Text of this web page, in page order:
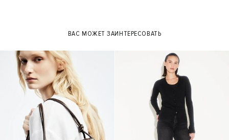
ВАС МОЖЕТ ЗАИНТЕРЕСОВАТЬ